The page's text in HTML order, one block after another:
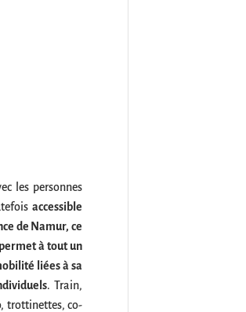
les personnes
accessible
de Namur, ce
à tout un
liées à sa
. Train,
trottinettes, co-